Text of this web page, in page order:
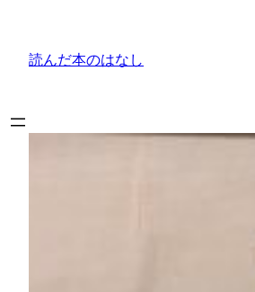
読んだ本のはなし